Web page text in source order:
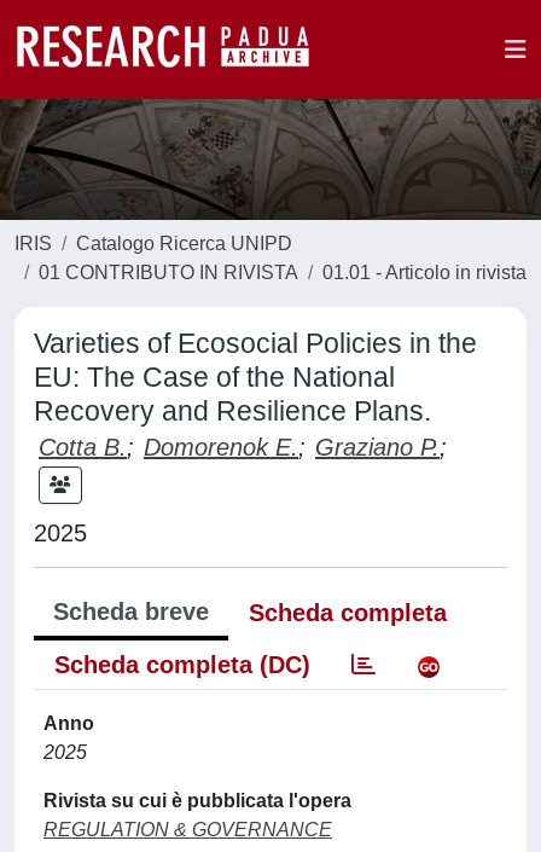
IRIS
Catalogo Ricerca UNIPD
01 CONTRIBUTO IN RIVISTA
01.01 - Articolo in rivista
Varieties of Ecosocial Policies in the
EU: The Case of the National
Recovery and Resilience Plans.
Cotta B.; Domorenok E.; Graziano P.;
2025
Scheda breve
Scheda completa
Scheda completa (DC)
Anno
2025
Rivista su cui è pubblicata l'opera
REGULATION & GOVERNANCE